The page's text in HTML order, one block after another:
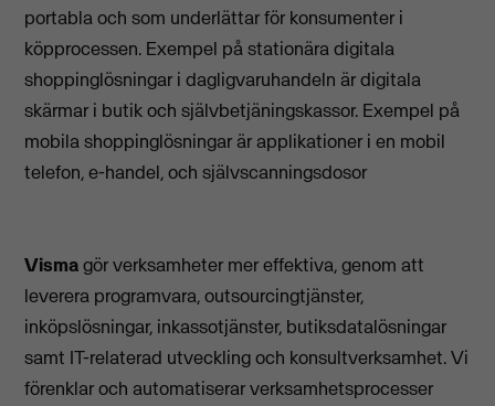
portabla och som underlättar för konsumenter i
köpprocessen. Exempel på stationära digitala
shoppinglösningar i dagligvaruhandeln är digitala
skärmar i butik och självbetjäningskassor. Exempel på
mobila shoppinglösningar är applikationer i en mobil
telefon, e-handel, och självscanningsdosor
Vismagör verksamheter mer effektiva, genom att
leverera programvara, outsourcingtjänster,
inköpslösningar, inkassotjänster, butiksdatalösningar
samt IT-relaterad utveckling och konsultverksamhet. Vi
förenklar och automatiserar verksamhetsprocesser